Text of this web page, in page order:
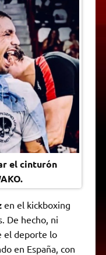
el cinturón
en el kickboxing
De hecho, ni
el deporte lo
en España, con